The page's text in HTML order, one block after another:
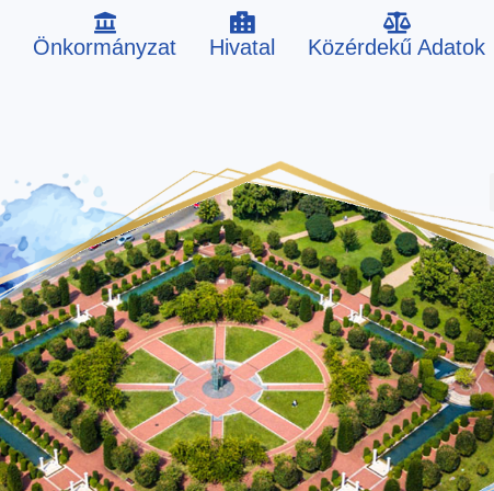
Önkormányzat Hivatal Közérdekű Adatok